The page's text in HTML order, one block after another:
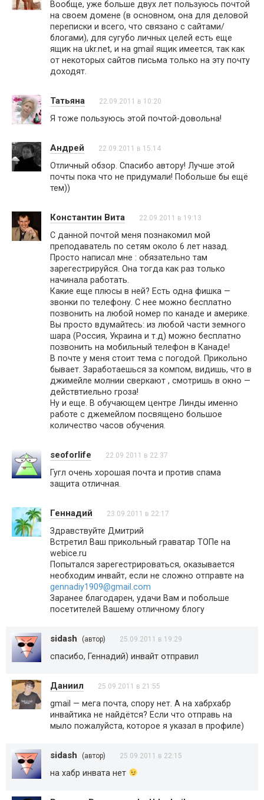
Вообще, уже больше двух лет пользуюсь почтой
на своем домене (в основном, она для деловой
переписки и всего, что связано с сайтами/
блогами), для сугубо личных целей есть еще
ящик на ukr.net, и на gmail ящик имеется, так как
от некоторых сайтов письма только на эту почту
доходят.
Татьяна 22.09.2011 в 10:20
Я тоже пользуюсь этой почтой-довольна!
Андрей 22.09.2011 в 15:14
Отличный обзор. Спасибо автору! Лучше этой
почты пока что не придумали! Побольше бы ещё
тем))
Константин Вита 22.09.2011 в 19:13
С данной почтой меня познакомил мой
преподаватель по сетям около 6 лет назад.
Просто написал мне : обязательно там
зарегестрируйся. Она тогда как раз только
начинала работать.
Какие еще плюсы в ней? Есть одна фишка —
звонки по телефону. С нее можно бесплатно
позвонить на любой номер по канаде и америке.
Вы просто вдумайтесь: из любой части земного
шара (Россия, Украина и т.д) можно бесплатно
позвонить на мобильный телефон в Канаде!
В почте у меня стоит тема с погодой. Прикольно
бывает. Заработаешься за компом, видишь, что в
джимейле молнии сверкают , смотришь в окно —
действтиельно гроза!
Ну и еще. В обучающем центре Линды именно
работе с джемейлом посвящено большое
количество часов обучения.
seoforlife 22.09.2011 в 22:37
Гугл очень хорошая почта и против спама
защита отличная.
Геннадий 23.09.2011 в 22:17
Здравствуйте Дмитрий
Встретил Ваш прикольный граватар ТОПе на
webice.ru
Попытался зарегестрироваться, оказывается
необходим инвайт, если не сложно отправте на
gennadiy1909@gmail.com
Заранее благодарен, удачи Вам и побольше
посетителей Вашему отличному блогу
sidash (автор) 25.09.2011 в 19:29
спасибо, Геннадий) инвайт отправил
Даниил 25.09.2011 в 21:55
gmail — мега почта, спору нет. А на хабрхабр
инвайтика не найдётся? Если что отправь на
мыло пожалуйста, которое я указал в профиле)
sidash (автор) 25.09.2011 в 22:15
на хабр инвата нет